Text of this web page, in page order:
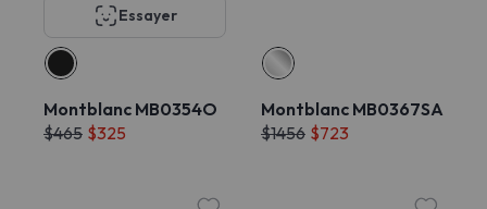
Essayer
Montblanc MB0354O
$465 $325
Montblanc MB0367SA
$1456 $723